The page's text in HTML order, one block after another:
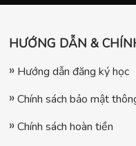
HƯỚNG DẪN &
Hướng dẫn đăng ký học
Chính sách bảo mật
Chính sách hoàn tiền